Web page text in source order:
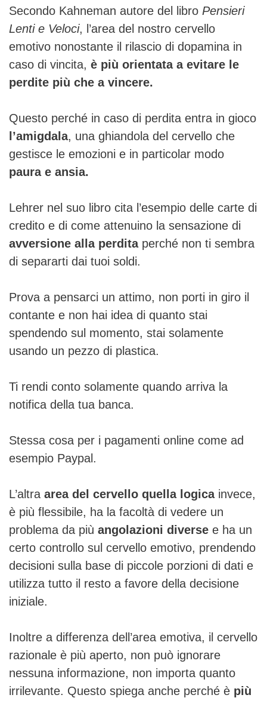
Secondo Kahneman autore del libro Pensieri
Lenti e Veloci, l’area del nostro cervello
emotivo nonostante il rilascio di dopamina in
caso di vincita, è più orientata a evitare le
perdite più che a vincere.
Questo perché in caso di perdita entra in gioco
l’amigdala, una ghiandola del cervello che
gestisce le emozioni e in particolar modo
paura e ansia.
Lehrer nel suo libro cita l’esempio delle carte di
credito e di come attenuino la sensazione di
avversione alla perditaperché non ti sembra
di separarti dai tuoi soldi.
Prova a pensarci un attimo, non porti in giro il
contante e non hai idea di quanto stai
spendendo sul momento, stai solamente
usando un pezzo di plastica.
Ti rendi conto solamente quando arriva la
notifica della tua banca.
Stessa cosa per i pagamenti online come ad
esempio Paypal.
L’altra area del cervello quella logica invece,
è più flessibile, ha la facoltà di vedere un
problema da più angolazioni diverse e ha un
certo controllo sul cervello emotivo, prendendo
decisioni sulla base di piccole porzioni di dati e
utilizza tutto il resto a favore della decisione
iniziale.
Inoltre a differenza dell’area emotiva, il cervello
razionale è più aperto, non può ignorare
nessuna informazione, non importa quanto
irrilevante. Questo spiega anche perché è più